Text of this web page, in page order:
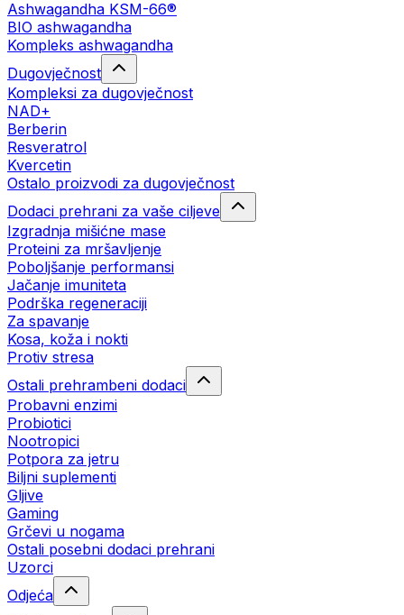
Ashwagandha KSM-66®
BIO ashwagandha
Kompleks ashwagandha
Dugovječnost
Kompleksi za dugovječnost
NAD+
Berberin
Resveratrol
Kvercetin
Ostalo proizvodi za dugovječnost
Dodaci prehrani za vaše ciljeve
Izgradnja mišićne mase
Proteini za mršavljenje
Poboljšanje performansi
Jačanje imuniteta
Podrška regeneraciji
Za spavanje
Kosa, koža i nokti
Protiv stresa
Ostali prehrambeni dodaci
Probavni enzimi
Probiotici
Nootropici
Potpora za jetru
Biljni suplementi
Gljive
Gaming
Grčevi u nogama
Ostali posebni dodaci prehrani
Uzorci
Odjeća